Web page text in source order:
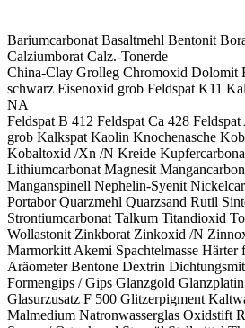
Bariumcarbonat Basaltmehl Bentonit
Calziumborat Calz.-Tonerde
China-Clay Grolleg Chromoxid Dolomit
schwarz Eisenoxid grob Feldspat K11
NA
Feldspat B 412 Feldspat Ca 428
grob Kalkspat Kaolin Knochenasche
Kobaltoxid /Xn /N Kreide
Lithiumcarbonat Magnesit
Manganspinell Nephelin-Syenit
Portabor Quarzmehl Quarzsand Rutil
Strontiumcarbonat Talkum Titandioxid
Wollastonit Zinkborat Zinkoxid /N
Marmorkitt Akemi Spachtelmasse
Aräometer Bentone Dextrin
Formengips / Gips Glanzgold
Glasurzusatz F 500 Glitzerpigment
Malmedium Natronwasserglas Oxidstift